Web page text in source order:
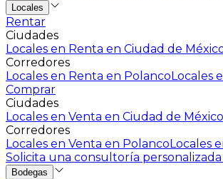
Locales
Rentar
Ciudades
Locales en Renta en Ciudad de
Corredores
Locales en Renta en PolancoLocales
Comprar
Ciudades
Locales en Venta en Ciudad de México
Corredores
Locales en Venta en PolancoLocales
Solicita una consultoría
Bodegas